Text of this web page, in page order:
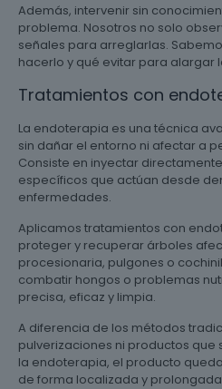
Además, intervenir sin
problema. Nosotros no solo
señales para arreglarlas.
hacerlo y qué evitar para alargar
Tratamientos con
La endoterapia es una técnica
sin dañar el entorno ni afectar a
Consiste en inyectar
específicos que actúan desde
enfermedades.
Aplicamos tratamientos con
proteger y recuperar árboles
procesionaria, pulgones o
combatir hongos o problemas
precisa, eficaz y limpia.
A diferencia de los métodos
pulverizaciones ni productos que
la endoterapia, el producto
de forma localizada y